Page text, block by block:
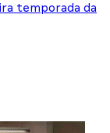
temporada da